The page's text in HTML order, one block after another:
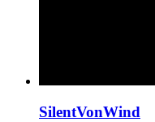
SilentVonWind